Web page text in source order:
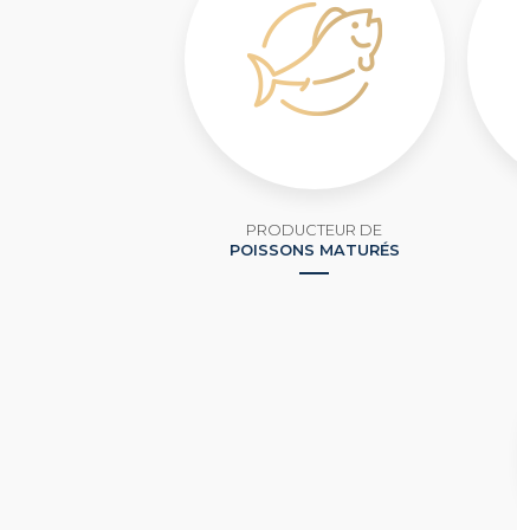
PRODUCTEUR DE
POISSONS MATURÉS